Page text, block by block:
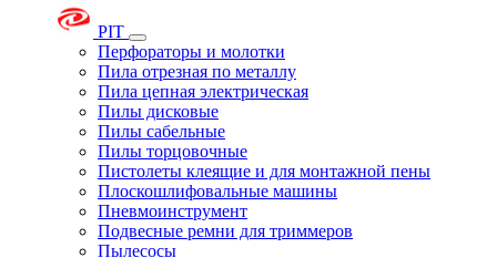
PIT
Перфораторы и молотки
Пила отрезная по металлу
Пила цепная электрическая
Пилы дисковые
Пилы сабельные
Пилы торцовочные
Пистолеты клеящие и для монтажной пены
Плоскошлифовальные машины
Пневмоинструмент
Подвесные ремни для триммеров
Пылесосы